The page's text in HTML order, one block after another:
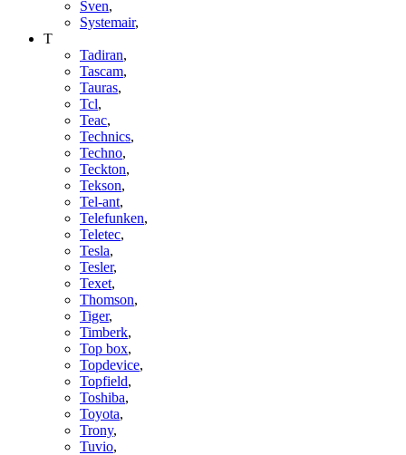
Sven,
Systemair,
T
Tadiran,
Tascam,
Tauras,
Tcl,
Teac,
Technics,
Techno,
Teckton,
Tekson,
Tel-ant,
Telefunken,
Teletec,
Tesla,
Tesler,
Texet,
Thomson,
Tiger,
Timberk,
Top box,
Topdevice,
Topfield,
Toshiba,
Toyota,
Trony,
Tuvio,